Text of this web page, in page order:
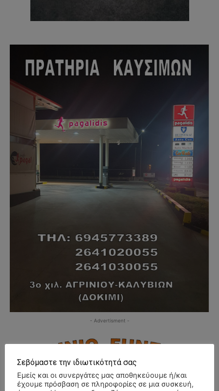
- Advertisment -
Σεβόμαστε την ιδιωτικότητά σας
Εμείς και οι συνεργάτες μας αποθηκεύουμε ή/και
έχουμε πρόσβαση σε πληροφορίες σε μια συσκευή,